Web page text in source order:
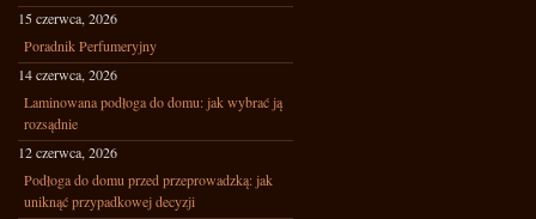
15 czerwca, 2026
Poradnik Perfumeryjny
14 czerwca, 2026
Laminowana podłoga do domu: jak wybrać ją
rozsądnie
12 czerwca, 2026
Podłoga do domu przed przeprowadzką: jak
uniknąć przypadkowej decyzji